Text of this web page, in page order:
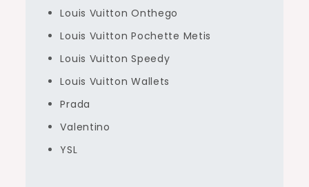
Louis Vuitton Onthego
Louis Vuitton Pochette Metis
Louis Vuitton Speedy
Louis Vuitton Wallets
Prada
Valentino
YSL